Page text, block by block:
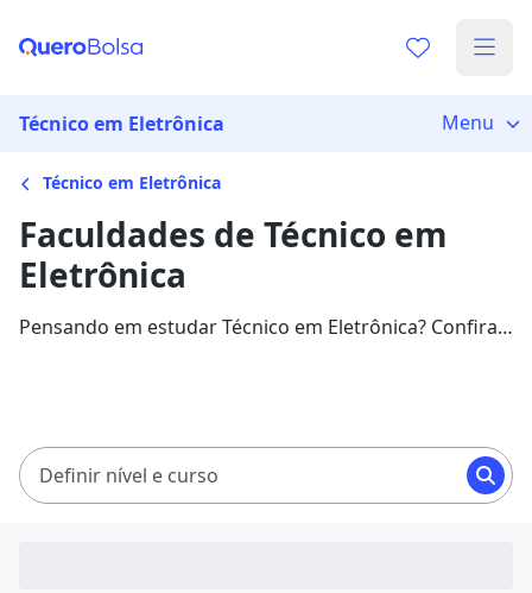
Técnico em Eletrônica Menu
Técnico em Eletrônica
Faculdades de Técnico em
Eletrônica
Pensando em estudar Técnico em Eletrônica? Confira
Definir nível e curso